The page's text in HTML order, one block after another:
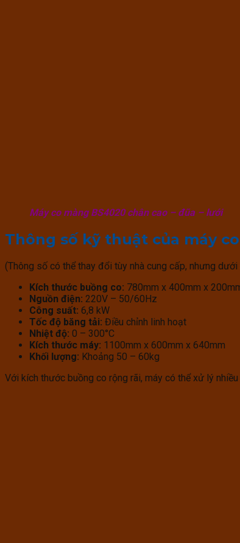
Máy co màng BS4020 chân cao – đũa – lưới
Thông số kỹ thuật của máy
(Thông số có thể thay đổi tùy nhà cung cấp, nhưng
Kích thước buồng co: 780mm x 400mm x
Nguồn điện: 220V – 50/60Hz
Công suất: 6,8 kW
Tốc độ băng tải: Điều chỉnh linh hoạt
Nhiệt độ: 0 – 300°C
Kích thước máy: 1100mm x 600mm x 640mm
Khối lượng: Khoảng 50 – 60kg
Với kích thước buồng co rộng rãi, máy có thể xử lý